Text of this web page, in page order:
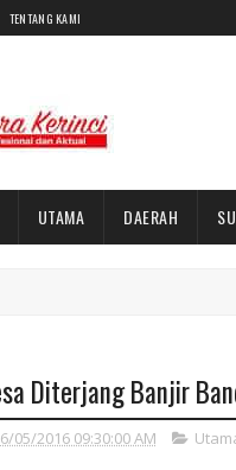
TENTANG KAMI
UTAMA DAERAH
Diterjang Banjir
6/05/2016 09:30:00 AM